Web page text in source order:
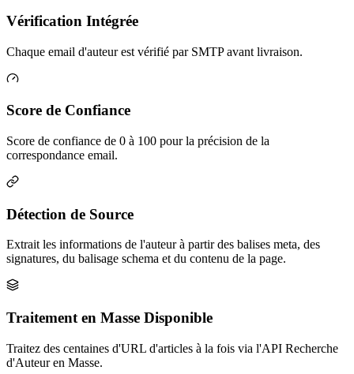
Vérification Intégrée
Chaque email d'auteur est vérifié par SMTP avant livraison.
Score de Confiance
Score de confiance de 0 à 100 pour la précision de la
correspondance email.
Détection de Source
Extrait les informations de l'auteur à partir des balises meta, des
signatures, du balisage schema et du contenu de la page.
Traitement en Masse Disponible
Traitez des centaines d'URL d'articles à la fois via l'API Recherche
d'Auteur en Masse.